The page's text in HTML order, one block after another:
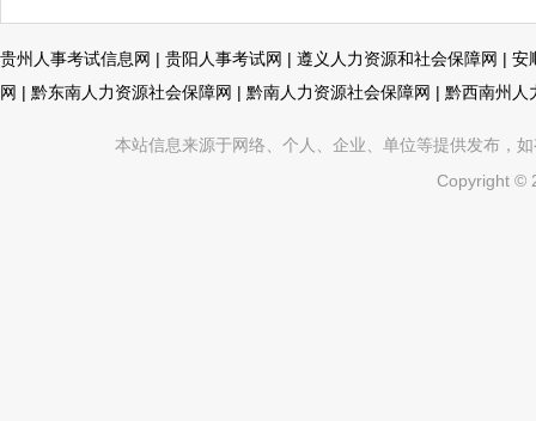
贵州人事考试信息网 | 贵阳人事考试网 | 遵义人力资源和社会保障网 | 安
网 | 黔东南人力资源社会保障网 | 黔南人力资源社会保障网 | 黔西南州人
本站信息来源于网络、个人、企业、单位等提供发布，
Copyright ©